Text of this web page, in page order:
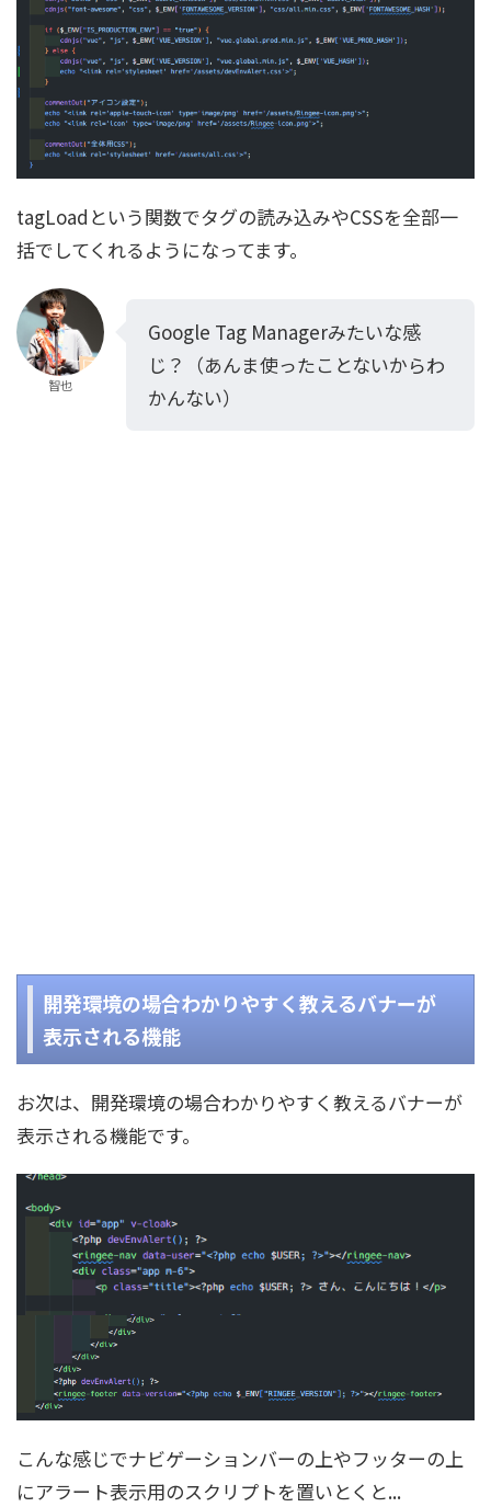
tagLoadという関数でタグの読み込みやCSSを全部一
括でしてくれるようになってます。
智也
Google Tag Managerみたいな感
じ？（あんま使ったことないからわ
かんない）
開発環境の場合わかりやすく教えるバナーが
表示される機能
お次は、開発環境の場合わかりやすく教えるバナーが
表示される機能です。
こんな感じでナビゲーションバーの上やフッターの上
にアラート表示用のスクリプトを置いとくと...